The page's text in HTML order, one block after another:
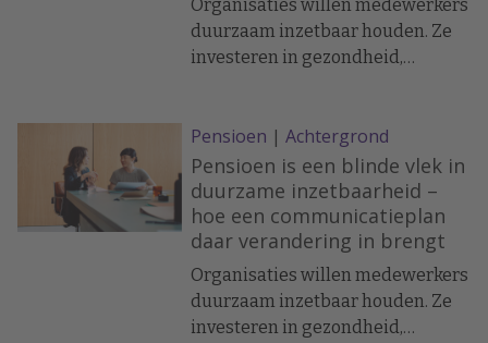
Organisaties willen medewerkers
duurzaam inzetbaar houden. Ze
investeren in gezondheid,
gesprek. En dat is opvallend. Want
juist pensioen heeft alles te
maken met rust,
toekomstvertrouwen en loyaliteit
Pensioen | Achtergrond
Pensioen is een blinde vlek in
duurzame inzetbaarheid –
hoe een communicatieplan
daar verandering in brengt
Organisaties willen medewerkers
duurzaam inzetbaar houden. Ze
investeren in gezondheid,